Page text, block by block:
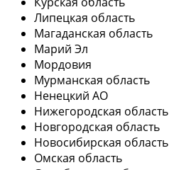
Липецкая область
Магаданская область
Марий Эл
Мордовия
Мурманская область
Ненецкий АО
Нижегородская область
Новгородская область
Новосибирская область
Омская область